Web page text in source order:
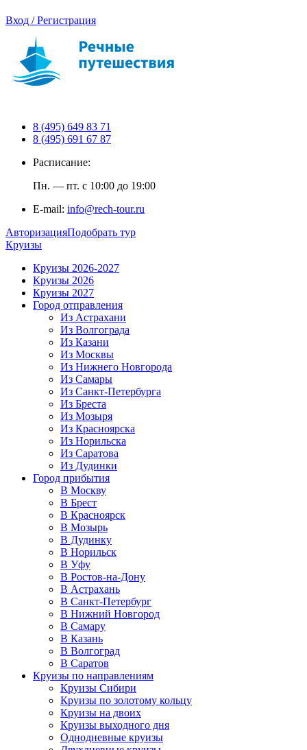
Вход / Регистрация
8 (495) 649 83 71
8 (495) 691 67 87
Расписание:
Пн. — пт. с 10:00 до 19:00
E-mail: info@rech-tour.ru
АвторизацияПодобрать тур
Круизы
Круизы 2026-2027
Круизы 2026
Круизы 2027
Город отправления
Из Астрахани
Из Волгограда
Из Казани
Из Москвы
Из Нижнего Новгорода
Из Самары
Из Санкт-Петербурга
Из Бреста
Из Мозыря
Из Красноярска
Из Норильска
Из Саратова
Из Дудинки
Город прибытия
В Москву
В Брест
В Красноярск
В Мозырь
В Дудинку
В Норильск
В Уфу
В Ростов-на-Дону
В Астрахань
В Санкт-Петербург
В Нижний Новгород
В Самару
В Казань
В Волгоград
В Саратов
Круизы по направлениям
Круизы Сибири
Круизы по золотому кольцу
Круизы на двоих
Круизы выходного дня
Однодневные круизы